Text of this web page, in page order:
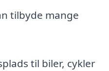
tilbyde mange
til biler, cykler